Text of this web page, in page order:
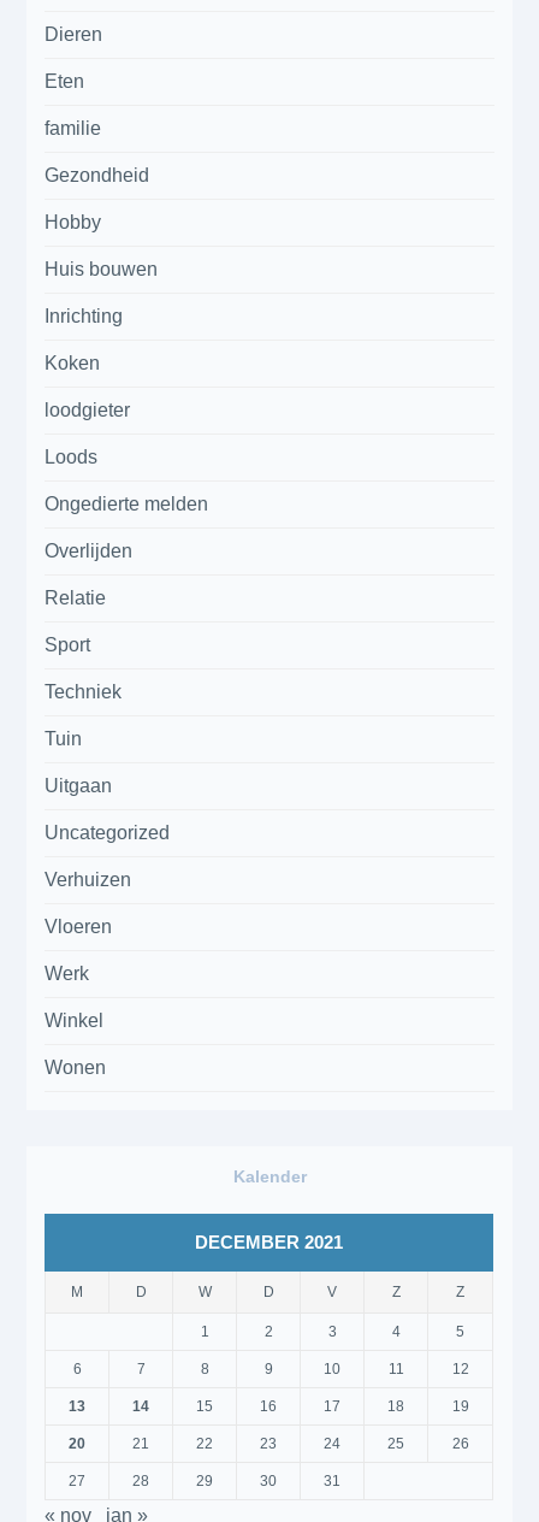
Dieren
Eten
familie
Gezondheid
Hobby
Huis bouwen
Inrichting
Koken
loodgieter
Loods
Ongedierte melden
Overlijden
Relatie
Sport
Techniek
Tuin
Uitgaan
Uncategorized
Verhuizen
Vloeren
Werk
Winkel
Wonen
Kalender
DECEMBER 2021
M D W D V Z Z
1 2 3 4 5
6 7 8 9 10 11 12
13 14 15 16 17 18 19
20 21 22 23 24 25 26
27 28 29 30 31
« nov jan »